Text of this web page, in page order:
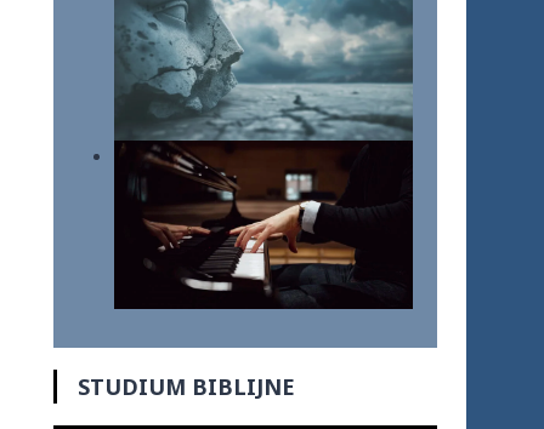
STUDIUM BIBLIJNE